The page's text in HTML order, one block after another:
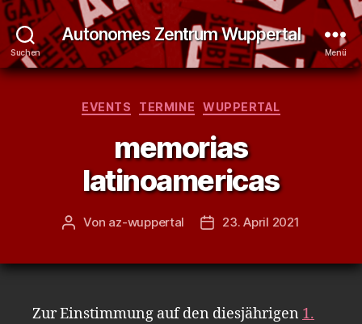
Suchen
Autonomes Zentrum Wuppertal
Menü
Kategorien
EVENTS TERMINE WUPPERTAL
memorias
latinoamericas
Beitragsautor
Von az-wuppertal Veröffentlichungsdatum
23. April 2021
Zur Einstimmung auf den diesjährigen 1.